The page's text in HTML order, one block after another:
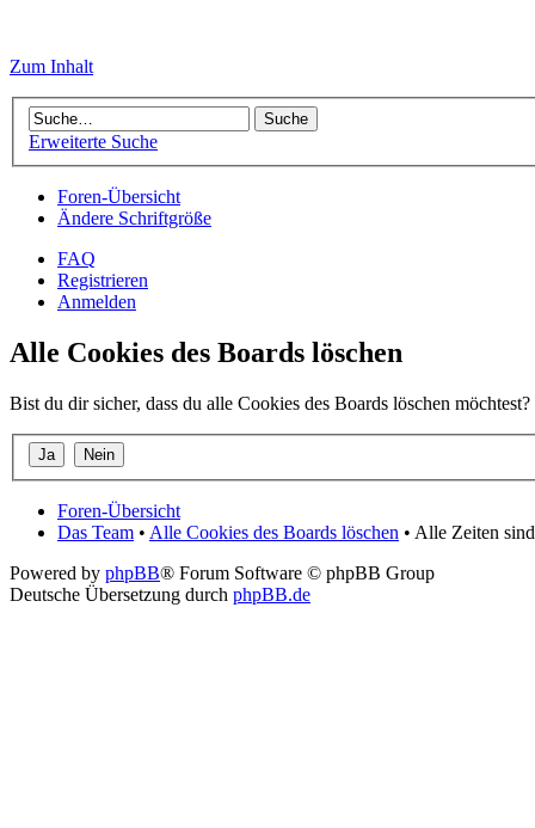
Zum Inhalt
Erweiterte Suche
Foren-Übersicht
Ändere Schriftgröße
FAQ
Registrieren
Anmelden
Alle Cookies des Boards löschen
Bist du dir sicher, dass du alle Cookies des Boards löschen möchtest?
Foren-Übersicht
Das Team • Alle Cookies des Boards löschen • Alle Zeiten
Powered by phpBB® Forum Software © phpBB Group
Deutsche Übersetzung durch phpBB.de